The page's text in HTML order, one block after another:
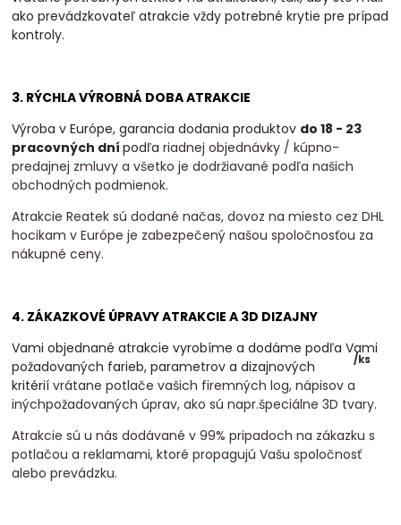
/ks
ako prevádzkovateľ atrakcie vždy potrebné krytie pre prípad
kontroly.
3. RÝCHLA VÝROBNÁ DOBA ATRAKCIE
Výroba v Európe, garancia dodania produktov do 18 - 23
pracovných dnípodľariadnej objednávky / kúpno-
predajnej zmluvy a všetko je dodržiavané podľa našich
obchodných podmienok.
Atrakcie Reatek sú dodané načas, dovoz na miesto cez DHL
hocikam v Európe je zabezpečený našou spoločnosťou za
nákupné ceny.
4. ZÁKAZKOVÉ ÚPRAVY ATRAKCIE A 3D DIZAJNY
Vami objednané atrakcie vyrobíme a dodáme podľa Vami
požadovaných farieb, parametrov a dizajnových
kritérií vrátane potlače vašich firemných log, nápisov a
inýchpožadovaných úprav, ako sú napr.špeciálne 3D tvary.
Atrakcie sú u nás dodávané v 99% pripadoch na zákazku s
potlačou a reklamami, ktoré propagujú Vašu spoločnosť
alebo prevádzku.